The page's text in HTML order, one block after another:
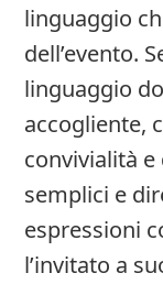
linguaggio
dell’evento.
linguaggio
accogliente,
convivialità
semplici e
espressioni
l’invitato a